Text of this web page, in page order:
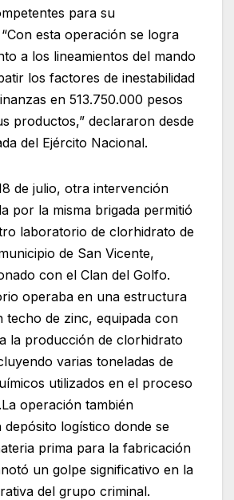
para su
esta operación se logra
a los lineamientos del mando
los factores de inestabilidad
en 513.750.000 pesos
productos,” declararon desde
del Ejército Nacional.
de julio, otra intervención
por la misma brigada permitió
laboratorio de clorhidrato de
de San Vicente,
con el Clan del Golfo.
operaba en una estructura
techo de zinc, equipada con
la producción de clorhidrato
varias toneladas de
utilizados en el proceso
operación también
depósito logístico donde se
prima para la fabricación
un golpe significativo en la
del grupo criminal.